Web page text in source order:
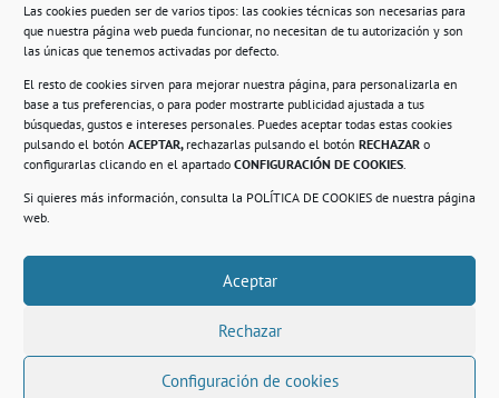
Las cookies pueden ser de varios tipos: las cookies técnicas son necesarias para
que nuestra página web pueda funcionar, no necesitan de tu autorización y son
las únicas que tenemos activadas por defecto.
El resto de cookies sirven para mejorar nuestra página, para personalizarla en
base a tus preferencias, o para poder mostrarte publicidad ajustada a tus
búsquedas, gustos e intereses personales. Puedes aceptar todas estas cookies
pulsando el botón ACEPTAR, rechazarlas pulsando el botón RECHAZAR o
configurarlas clicando en el apartado CONFIGURACIÓN DE COOKIES.
Si quieres más información, consulta la POLÍTICA DE COOKIES de nuestra página
web.
Aceptar
Rechazar
Configuración de cookies
Compromiso con la protección de datos
personales.
Política de Cookies.
© 2021. Realizado en el Centro de Rehabilitación